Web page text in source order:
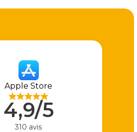
Apple Store
4,9/5
310 avis